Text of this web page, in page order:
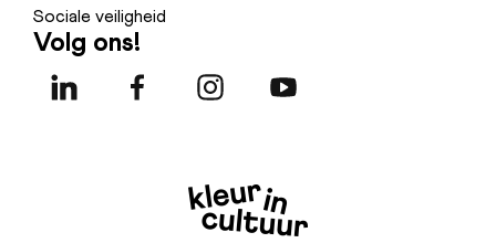
Sociale veiligheid
Volg ons!